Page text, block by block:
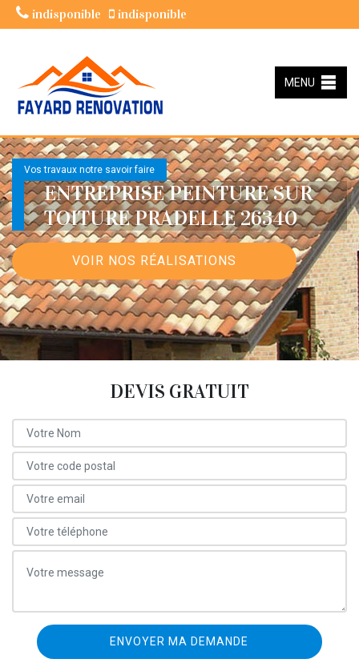
indisponible indisponible
MENU
Vos travaux notre savoir faire
ENTREPRISE PEINTURE SUR
TOITURE PRADELLE 26340
VOIR NOS RÉALISATIONS
DEVIS GRATUIT